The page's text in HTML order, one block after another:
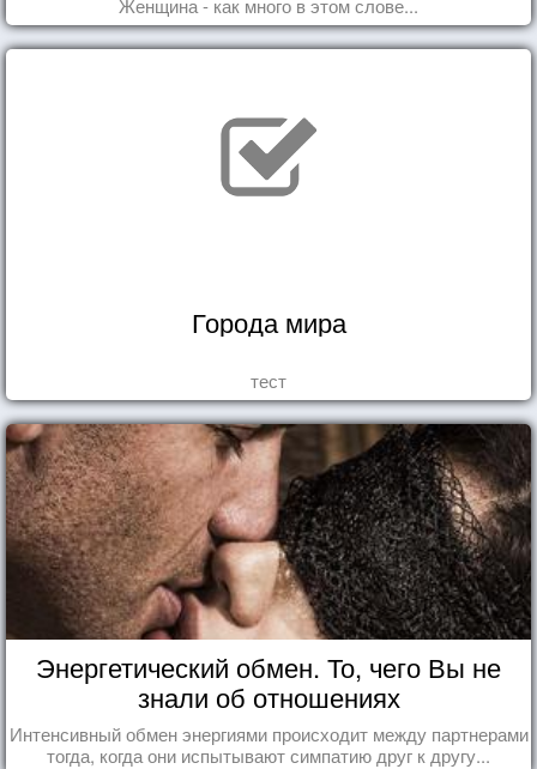
Женщина - как много в этом слове...
Города мира
тест
Энергетический обмен. То, чего Вы не
знали об отношениях
Интенсивный обмен энергиями происходит между партнерами
тогда, когда они испытывают симпатию друг к другу...